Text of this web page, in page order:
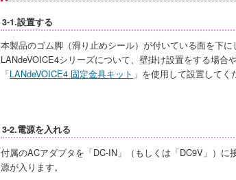
3-1.設置する
本製品のゴム脚（滑り止めシール）が付いている面を下に
LANdeVOICE4シリーズについて、壁掛け設置をする場
「LANdeVOICE4 固定金具キット 」を使用して設置してく
3-2.電源を入れる
付属のACアダプタを「DC-IN」（もしくは「DC9V」）
源が入ります。